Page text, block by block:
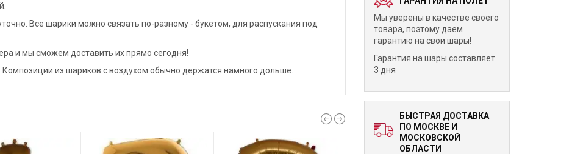
Все шарики можно связать по-разному - букетом, для распускания под
и мы сможем доставить их прямо сегодня!
Композиции из шариков с воздухом обычно держатся намного дольше.
Мы уверены в качестве своего
товара, поэтому даем
гарантию на свои шары!
Гарантия на шары составляет
3 дня
БЫСТРАЯ ДОСТАВКА
ПО МОСКВЕ И
МОСКОВСКОЙ
ОБЛАСТИ